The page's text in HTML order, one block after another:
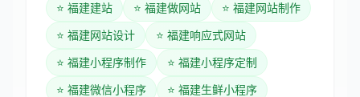
⭐ 福建建站 ⭐ 福建做网站 ⭐ 福建网站制作
⭐ 福建网站设计 ⭐ 福建响应式网站
⭐ 福建小程序制作 ⭐ 福建小程序定制
⭐ 福建微信小程序 ⭐ 福建生鲜小程序